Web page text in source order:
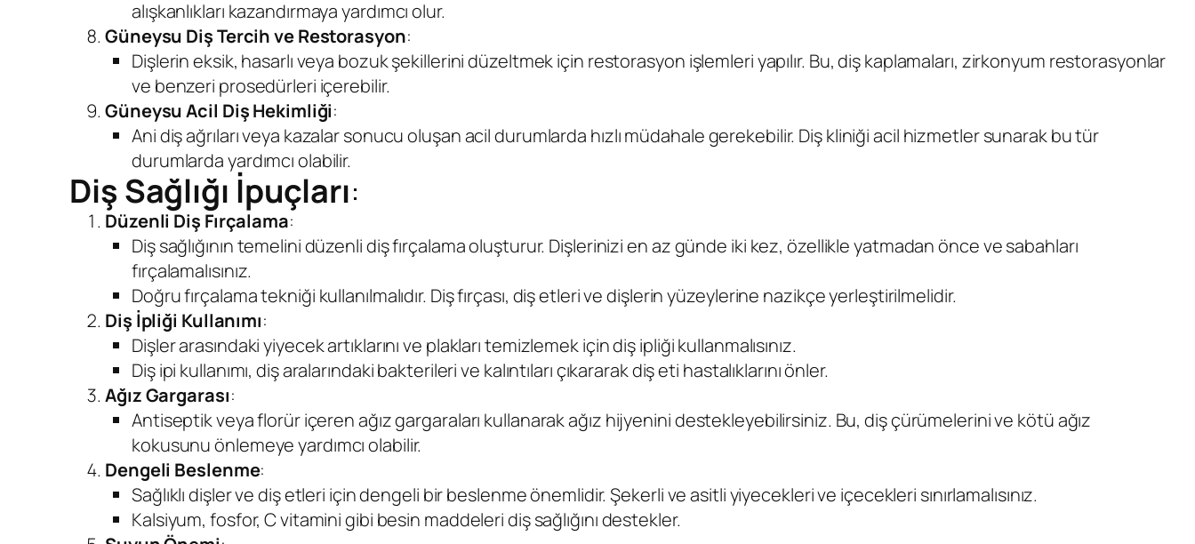
alışkanlıkları kazandırmaya yardımcı olur.
Güneysu Diş Tercih ve Restorasyon:
Dişlerin eksik, hasarlı veya bozuk şekillerini düzeltmek için restorasyon işlemleri yapılır. Bu, diş kaplamaları, zirkonyum restorasyonlar
ve benzeri prosedürleri içerebilir.
Güneysu Acil Diş Hekimliği:
Ani diş ağrıları veya kazalar sonucu oluşan acil durumlarda hızlı müdahale gerekebilir. Diş kliniği acil hizmetler sunarak bu tür
durumlarda yardımcı olabilir.
Diş Sağlığı İpuçları:
Düzenli Diş Fırçalama:
Diş sağlığının temelini düzenli diş fırçalama oluşturur. Dişlerinizi en az günde iki kez, özellikle yatmadan önce ve sabahları
fırçalamalısınız.
Doğru fırçalama tekniği kullanılmalıdır. Diş fırçası, diş etleri ve dişlerin yüzeylerine nazikçe yerleştirilmelidir.
Diş İpliği Kullanımı:
Dişler arasındaki yiyecek artıklarını ve plakları temizlemek için diş ipliği kullanmalısınız.
Diş ipi kullanımı, diş aralarındaki bakterileri ve kalıntıları çıkararak diş eti hastalıklarını önler.
Ağız Gargarası:
Antiseptik veya florür içeren ağız gargaraları kullanarak ağız hijyenini destekleyebilirsiniz. Bu, diş çürümelerini ve kötü ağız
kokusunu önlemeye yardımcı olabilir.
Dengeli Beslenme:
Sağlıklı dişler ve diş etleri için dengeli bir beslenme önemlidir. Şekerli ve asitli yiyecekleri ve içecekleri sınırlamalısınız.
Kalsiyum, fosfor, C vitamini gibi besin maddeleri diş sağlığını destekler.